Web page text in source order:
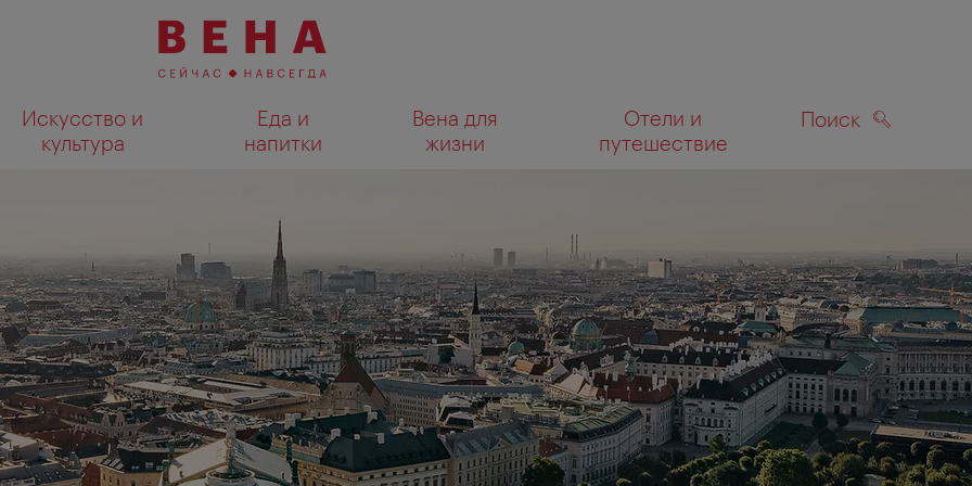
Искусство и
культура
Еда и
напитки
Вена для
жизни
Отели и
путешествие
Поиск